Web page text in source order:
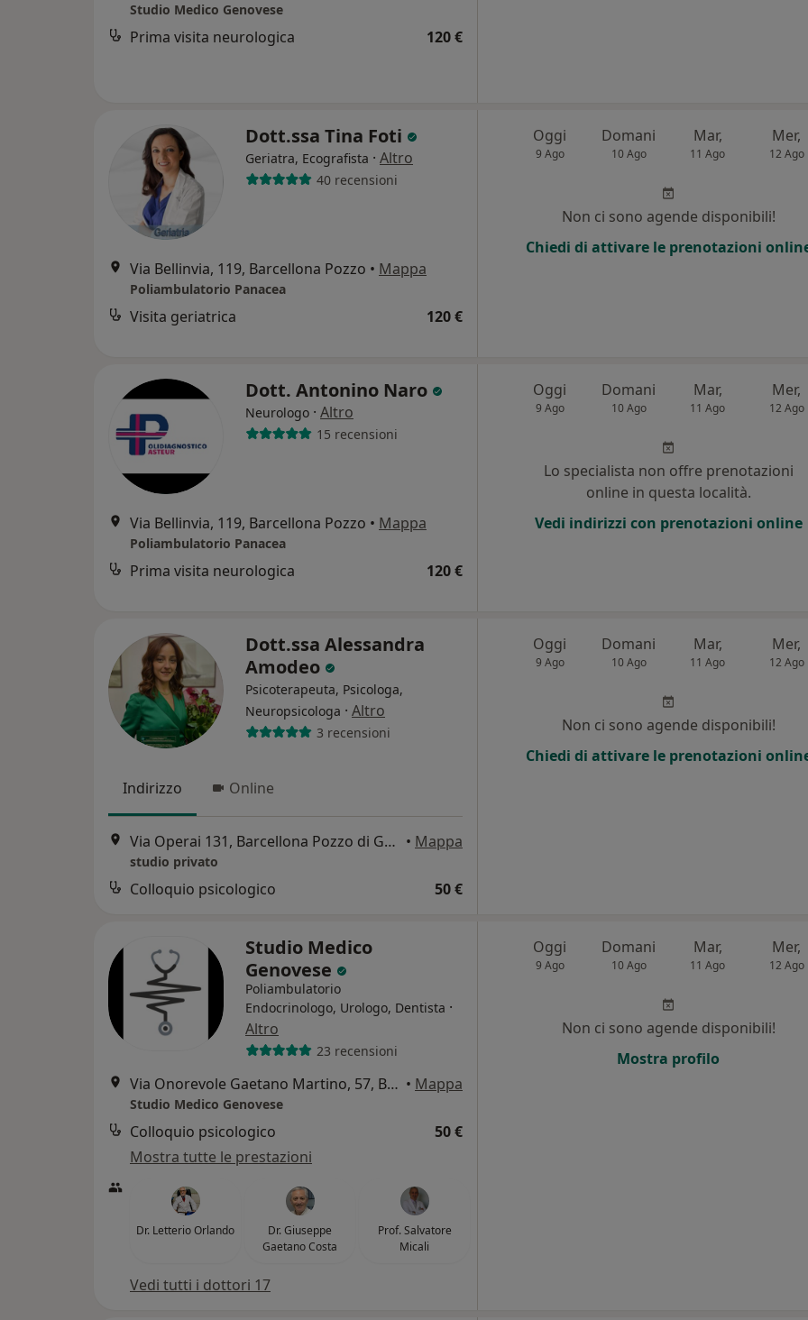
Studio Medico Genovese
Prima visita neurologica 120 €
Dott.ssa Tina Foti
Geriatra, Ecografista · Altro
40 recensioni
Via Bellinvia, 119, Barcellona Pozzo • Mappa
Poliambulatorio Panacea
Visita geriatrica 120 €
Oggi
9 Ago
Domani
10 Ago
Mar,
11 Ago
Mer,
12 Ago
Non ci sono agende disponibili!
Chiedi di attivare le prenotazioni
Dott. Antonino Naro
Neurologo · Altro
15 recensioni
Via Bellinvia, 119, Barcellona Pozzo • Mappa
Poliambulatorio Panacea
Prima visita neurologica 120 €
Oggi
9 Ago
Domani
10 Ago
Mar,
11 Ago
Mer,
12 Ago
Lo specialista non offre prenotazioni
online in questa località.
Vedi indirizzi con prenotazioni online
Dott.ssa Alessandra
Amodeo
Psicoterapeuta, Psicologa,
Neuropsicologa · Altro
3 recensioni
Indirizzo Online
Via Operai 131, Barcellona Pozzo di Gotto • Mappa
studio privato
Colloquio psicologico 50 €
Oggi
9 Ago
Domani
10 Ago
Mar,
11 Ago
Mer,
12 Ago
Non ci sono agende disponibili!
Chiedi di attivare le prenotazioni
Studio Medico
Genovese
Poliambulatorio
Endocrinologo, Urologo, Dentista ·
Altro
23 recensioni
Via Onorevole Gaetano Martino, 57, Barcellona Pozzo • Mappa
Studio Medico Genovese
Colloquio psicologico
50 €
Mostra tutte le prestazioni
Dr. Letterio Orlando
Dr. Giuseppe
Gaetano Costa
Prof. Salvatore
Micali
Vedi tutti i dottori 17
Oggi
9 Ago
Domani
10 Ago
Mar,
11 Ago
Mer,
12 Ago
Non ci sono agende disponibili!
Mostra profilo